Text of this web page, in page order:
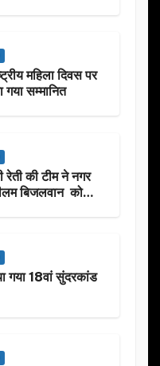
महिला दिवस पर
सम्मानित
की टीम ने नगर
बिजलवान को
गया 18वां सुंदरकांड